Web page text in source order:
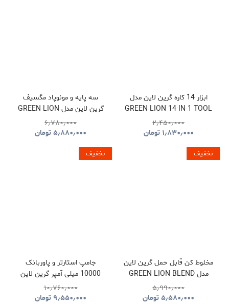
ابزار 14 کاره گرین لاین مدل
GREEN LION 14 IN 1 TOOL
MULTI TOOL KEY CHAIN
KNIFE GN14N1MTOLBK
۲٫۴۵۰٫۰۰۰
۱٫۸۳۰٫۰۰۰ تومان
سه پایه و مونوپاد مگسیف
گرین لاین مدل GREEN LION
MAGSAFE AI TRIPOD WITH
AUTO FACE TRACKING
۶٫۷۸۰٫۰۰۰
۵٫۸۸۰٫۰۰۰تومان
تخفیف
مخلوط کن قابل حمل گرین لاین
مدل GREEN LION BLEND
MAX PORTABLE JUICER
GNBLNDMXPJWH
۵٫۹۹۰٫۰۰۰
۵٫۵۸۰٫۰۰۰تومان
تخفیف
جامپ استارتر و پاوربانک
10000 میلی آمپر گرین لاین
مدل GREEN LION FLEX
POWER JUMPER AND
۱۰٫۷۶۰٫۰۰۰
۹٫۵۵۰٫۰۰۰ تومان